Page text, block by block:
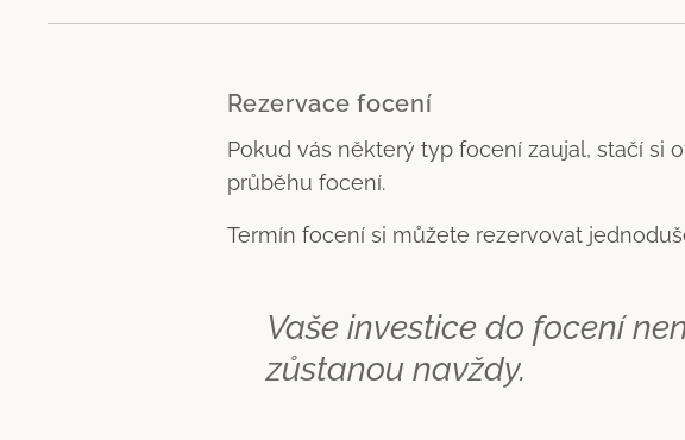
Rezervace focení
Pokud vás některý typ focení zaujal, stačí
průběhu focení.
Termín focení si můžete rezervovat
Vaše investice do focení
zůstanou navždy.